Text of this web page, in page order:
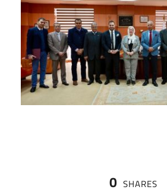
0 SHARES